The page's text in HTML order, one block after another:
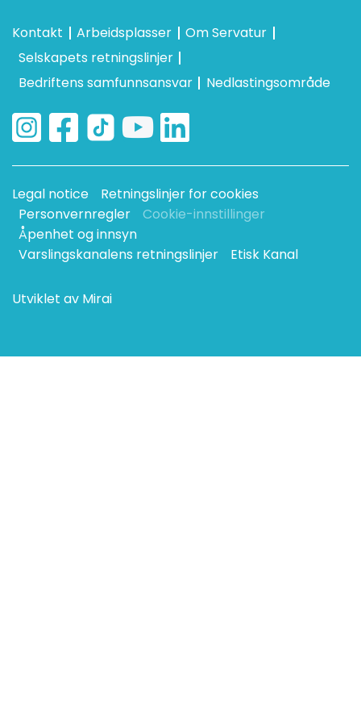
Kontakt Arbeidsplasser
Om Servatur
Selskapets retningslinjer
Bedriftens samfunnsansvar
Nedlastingsområde
Legal notice
Retningslinjer for cookies
Personvernregler
Cookie-innstillinger
Åpenhet og innsyn
Varslingskanalens retningslinjer
Etisk Kanal
Utviklet av Mirai